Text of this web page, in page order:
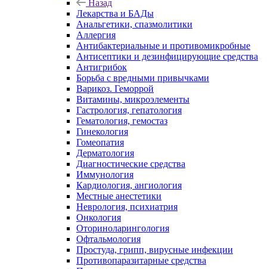
Назад
Лекарства и БАДы
Анальгетики, спазмолитики
Аллергия
Антибактериальные и противомикробные
Антисептики и дезинфицирующие средства
Антигрибок
Борьба с вредными привычками
Варикоз. Геморрой
Витамины, микроэлементы
Гастрология, гепатология
Гематология, гемостаз
Гинекология
Гомеопатия
Дерматология
Диагностические средства
Иммунология
Кардиология, ангиология
Местные анестетики
Неврология, психиатрия
Онкология
Оториноларингология
Офтальмология
Простуда, грипп, вирусные инфекции
Противопаразитарные средства